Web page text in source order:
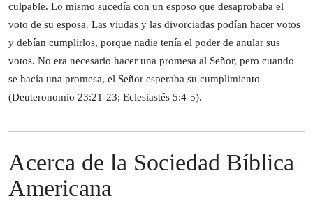
culpable. Lo mismo sucedía con un esposo que desaprobaba el
voto de su esposa. Las viudas y las divorciadas podían hacer votos
y debían cumplirlos, porque nadie tenía el poder de anular sus
votos. No era necesario hacer una promesa al Señor, pero cuando
se hacía una promesa, el Señor esperaba su cumplimiento
(Deuteronomio 23:21-23; Eclesiastés 5:4-5).
Acerca de la Sociedad Bíblica
Americana